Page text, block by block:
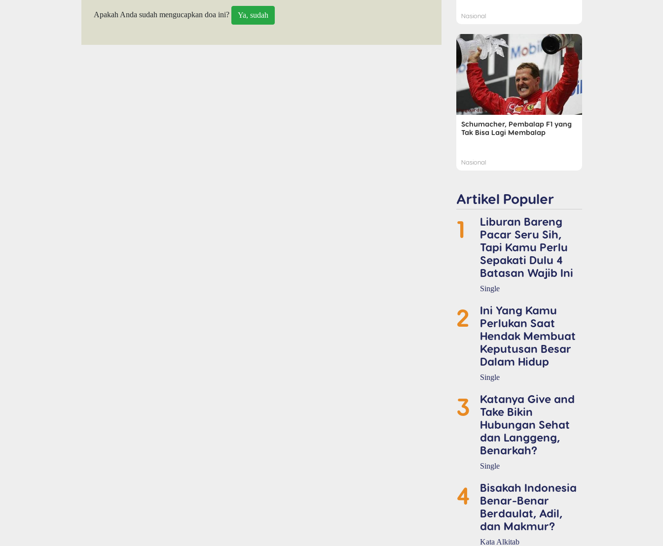
Apakah Anda sudah mengucapkan doa ini? Nasional
Schumacher, Pembalap F1 yang
Tak Bisa Lagi Membalap
Nasional
Artikel Populer
1
Liburan Bareng
Pacar Seru Sih,
Tapi Kamu Perlu
Sepakati Dulu 4
Batasan Wajib Ini
Single
2
Ini Yang Kamu
Perlukan Saat
Hendak Membuat
Keputusan Besar
Dalam Hidup
Single
3
Katanya Give and
Take Bikin
Hubungan Sehat
dan Langgeng,
Benarkah?
Single
4
Bisakah Indonesia
Benar-Benar
Berdaulat, Adil,
dan Makmur?
Kata Alkitab